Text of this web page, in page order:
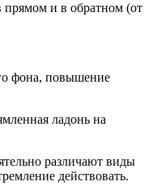
прямом и в обратном (от
фона, повышение
ладонь на
различают виды
действовать.